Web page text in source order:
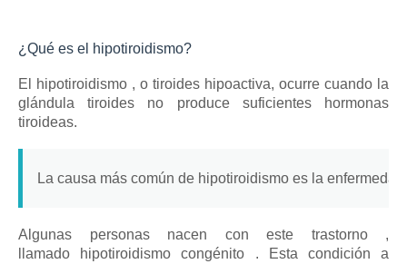
¿Qué es el hipotiroidismo?
El hipotiroidismo , o tiroides hipoactiva, ocurre cuando la
glándula tiroides no produce suficientes hormonas
tiroideas.
La causa más común de hipotiroidismo es la
Algunas personas nacen con este trastorno,
llamado
hipotiroidismo congénito .
Esta condición a